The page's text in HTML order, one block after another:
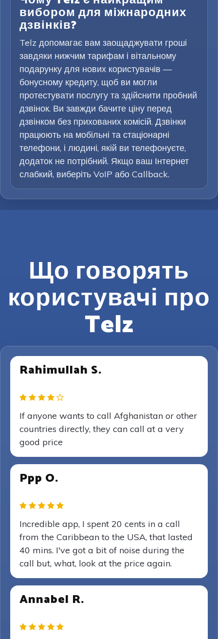
вибором для міжнародних
дзвінків?
Telz допомагає вам заощаджувати гроші
завдяки нижчим тарифам і вітальному
подарунку для нових користувачів —
бонусному кредиту, щоб ви могли
протестувати послугу та здійснити пробний
дзвінок. Ви завжди бачите ціну перед
дзвінком без прихованих комісій. Дзвінки
працюють на мобільні та стаціонарні
телефони, і людині, якій ви телефонуєте,
додаток не потрібний. Якщо ваш Інтернет
слабкий, виберіть VoIP або Callback.
Що говорять
користувачі про
Telz
Rahimullah S.
If anyone wants to call Afghanistan or other
countries directly, they can call at a very
good price
Ppp O.
Incredible app, I spent 20 cents in a call
from the Caribbean to the USA, that lasted
40 mins. I've got a bit of noise during the
call but, what, look at the price again.
Annabel R.